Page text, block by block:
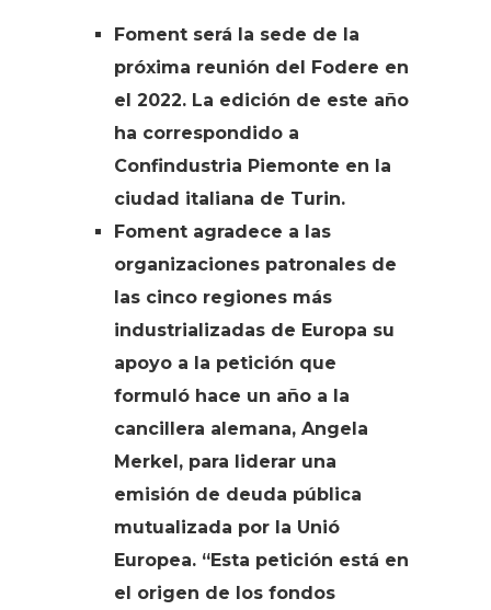
Foment será la sede de la
próxima reunión del Fodere en
el 2022. La edición de este año
ha correspondido a
Confindustria Piemonte en la
ciudad italiana de Turin.
Foment agradece a las
organizaciones patronales de
las cinco regiones más
industrializadas de Europa su
apoyo a la petición que
formuló hace un año a la
cancillera alemana, Angela
Merkel, para liderar una
emisión de deuda pública
mutualizada por la Unió
Europea. “Esta petición está en
el origen de los fondos